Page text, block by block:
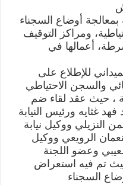
تواصل
أعمالها
في
إب
مغلقة
بمعالجة أوضاع السجناء
ومراكز التوقيف
أعمالها في
للإطلاع على
والسجن الاحتياطي
، حيث عقد لقاء ضم
غثايه ورئيس النيابة
النزيلي ووكيل نيابة
الرويعي ووكيل
وعضو اللجنة
تم فيه استعراض
السجناء